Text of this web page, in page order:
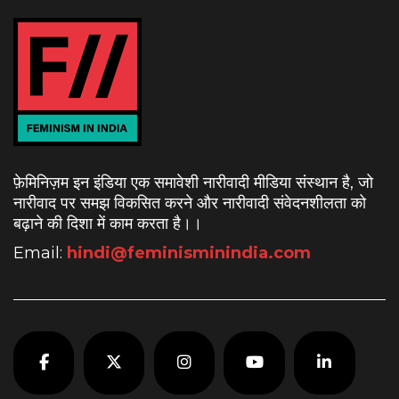
फ़ेमिनिज़म इन इंडिया एक समावेशी नारीवादी मीडिया संस्थान है, जो
नारीवाद पर समझ विकसित करने और नारीवादी संवेदनशीलता को
बढ़ाने की दिशा में काम करता है। ।
Email: hindi@feminisminindia.com